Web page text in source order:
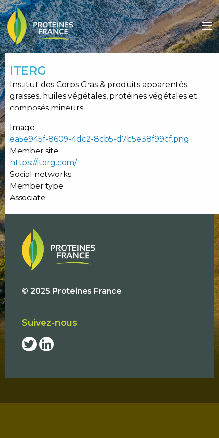
Aller
au
contenu
principal
ITERG
Institut des Corps Gras & produits apparentés :
graisses, huiles végétales, protéines végétales et
composés mineurs.
Image
ea5e945f-8609-4dc2-8cb5-d7b5e38f99cf.png
Member site
https://iterg.com/
Social networks
Member type
Associate
© 2025 Proteines France
Suivez-nous
Social